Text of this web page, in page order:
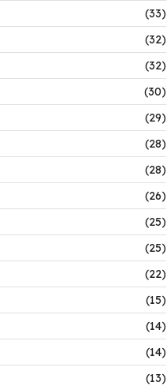
(33)
(32)
(32)
(30)
(29)
(28)
(28)
(26)
(25)
(25)
(22)
(15)
(14)
(14)
(13)